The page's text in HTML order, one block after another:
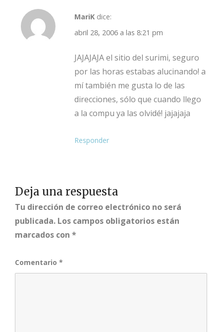
MariK dice:
abril 28, 2006 a las 8:21 pm
JAJAJAJA el sitio del surimi, seguro
por las horas estabas alucinando! a
mí también me gusta lo de las
direcciones, sólo que cuando llego
a la compu ya las olvidé! jajajaja
Responder
Deja una respuesta
Tu dirección de correo electrónico no será
publicada. Los campos obligatorios están
marcados con *
Comentario *